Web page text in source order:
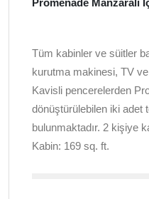
Promenade Manzaralı
Tüm kabinler ve süitler
kurutma makinesi, TV ve
Kavisli pencerelerden
dönüştürülebilen iki adet
bulunmaktadır. 2 kişiye
Kabin: 169 sq. ft.